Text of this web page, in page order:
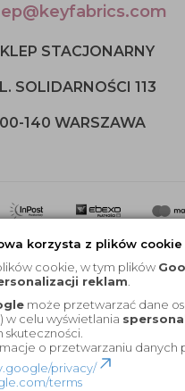
korzysta z plików cookie
cookie, w tym plików
reklam
może przetwarzać dane
w celu wyświetlania
skuteczności.
o przetwarzaniu danych
privacy/
terms
STACJONARNY
SOLIDARNOŚCI 113
00-140 WARSZAWA
Prawa Zastrzeżone |
oprogramowanie sklepu: